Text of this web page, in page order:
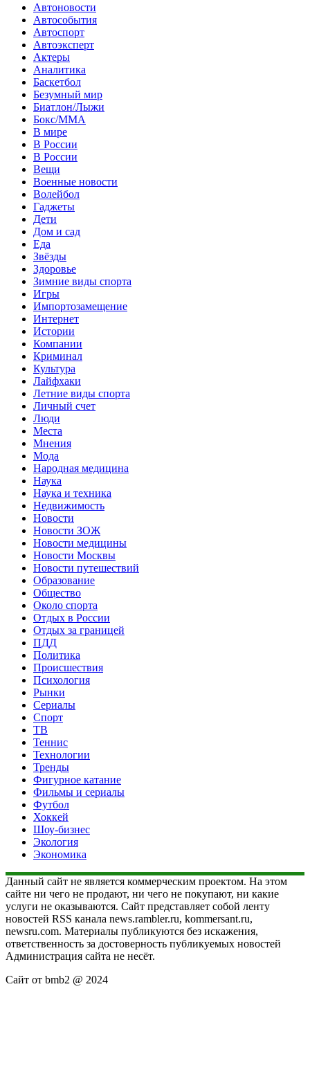
Автоновости
Автособытия
Автоспорт
Автоэксперт
Актеры
Аналитика
Баскетбол
Безумный мир
Биатлон/Лыжи
Бокс/MMA
В мире
В России
В России
Вещи
Военные новости
Волейбол
Гаджеты
Дети
Дом и сад
Еда
Звёзды
Здоровье
Зимние виды спорта
Игры
Импортозамещение
Интернет
Истории
Компании
Криминал
Культура
Лайфхаки
Летние виды спорта
Личный счет
Люди
Места
Мнения
Мода
Народная медицина
Наука
Наука и техника
Недвижимость
Новости
Новости ЗОЖ
Новости медицины
Новости Москвы
Новости путешествий
Образование
Общество
Около спорта
Отдых в России
Отдых за границей
ПДД
Политика
Происшествия
Психология
Рынки
Сериалы
Спорт
ТВ
Теннис
Технологии
Тренды
Фигурное катание
Фильмы и сериалы
Футбол
Хоккей
Шоу-бизнес
Экология
Экономика
Данный сайт не является коммерческим проектом. На этом
сайте ни чего не продают, ни чего не покупают, ни какие
услуги не оказываются. Сайт представляет собой ленту
новостей RSS канала news.rambler.ru, kommersant.ru,
newsru.com. Материалы публикуются без искажения,
ответственность за достоверность публикуемых новостей
Администрация сайта не несёт.
Сайт от bmb2 @ 2024